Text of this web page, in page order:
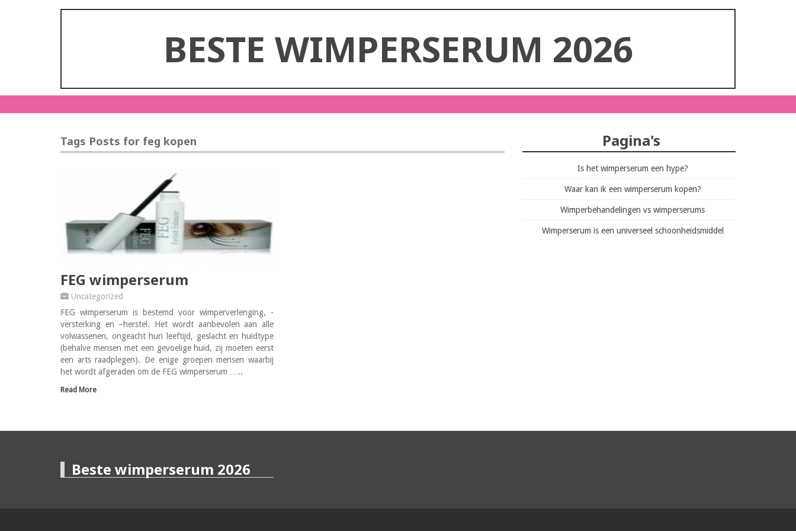
BESTE WIMPERSERUM 2026
Tags Posts for feg kopen
FEG wimperserum
Uncategorized
FEG wimperserum is bestemd voor wimperverlenging, -
versterking en –herstel. Het wordt aanbevolen aan alle
volwassenen, ongeacht hun leeftijd, geslacht en huidtype
(behalve mensen met een gevoelige huid, zij moeten eerst
een arts raadplegen). De enige groepen mensen waarbij
het wordt afgeraden om de FEG wimperserum …..
Read More
Pagina's
Is het wimperserum een hype?
Waar kan ik een wimperserum kopen?
Wimperbehandelingen vs wimperserums
Wimperserum is een universeel schoonheidsmiddel
Beste wimperserum 2026